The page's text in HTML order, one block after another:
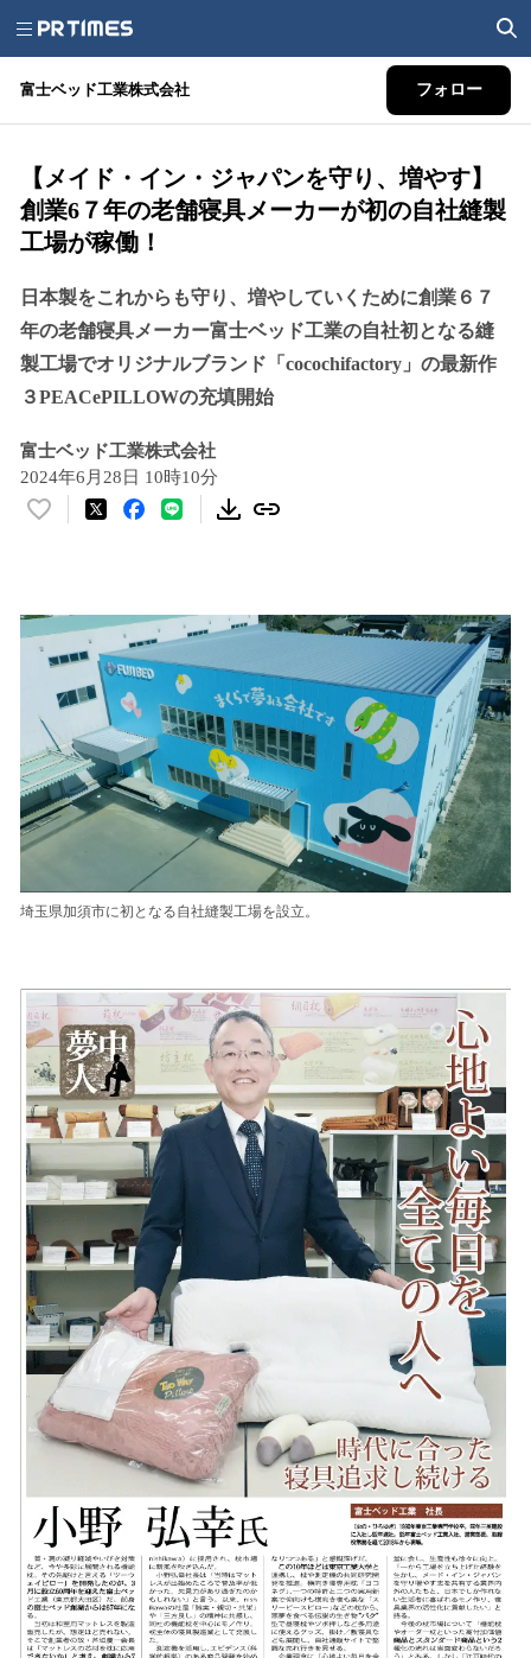
富士ベッド工業株式会社 フォロー
【メイド・イン・ジャパンを守り、増やす】
創業6７年の老舗寝具メーカーが初の自社縫製
工場が稼働！
日本製をこれからも守り、増やしていくために創業６７
年の老舗寝具メーカー富士ベッド工業の自社初となる縫
製工場でオリジナルブランド「cocochifactory」の最新作
３PEACePILLOWの充填開始
富士ベッド工業株式会社
2024年6月28日 10時10分
い
数
を
読
み
込
み
中
で
す
埼玉県加須市に初となる自社縫製工場を設立。